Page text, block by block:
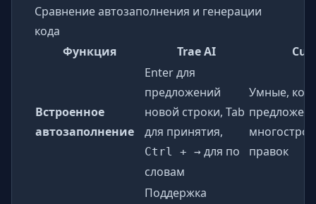
Сравнение автозаполнения и генерации
кода
Функция
Trae AI
Встроенное
автозаполнение
Enter для
предложений
новой строки, Tab
для принятия,
Ctrl + → для по
словам
Умные,
правок
Поддержка